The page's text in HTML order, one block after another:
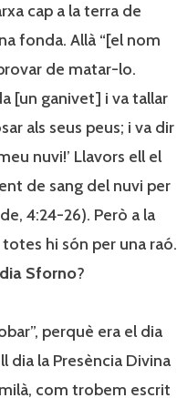
cap a la terra de
fonda. Allà “[el nom
de matar-lo.
[un ganivet] i va tallar
als seus peus; i va dir
nuvi!’ Llavors ell el
de sang del nuvi per
4:24-26). Però a la
hi són per una raó.
Sforno?
perquè era el dia
dia la Presència Divina
com trobem escrit